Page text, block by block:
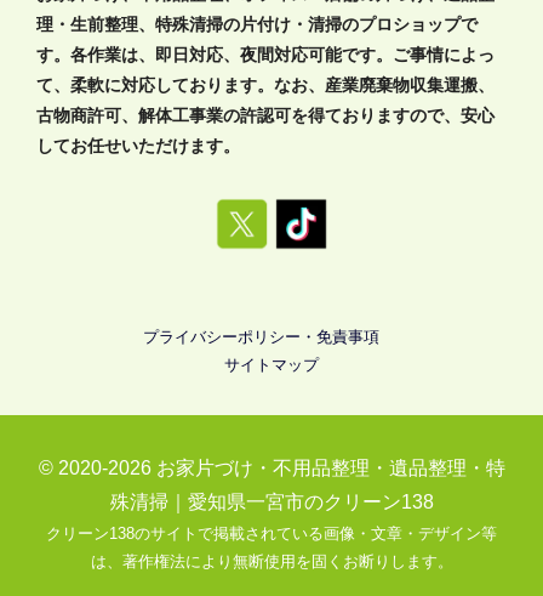
理・生前整理、特殊清掃の片付け・清掃のプロショップで
す。各作業は、即日対応、夜間対応可能です。ご事情によっ
て、柔軟に対応しております。なお、産業廃棄物収集運搬、
古物商許可、解体工事業の許認可を得ておりますので、安心
してお任せいただけます。
プライバシーポリシー・免責事項
サイトマップ
© 2020-2026 お家片づけ・不用品整理・遺品整理・特
殊清掃｜愛知県一宮市のクリーン138
クリーン138のサイトで掲載されている画像・文章・デザイン等
は、著作権法により無断使用を固くお断りします。